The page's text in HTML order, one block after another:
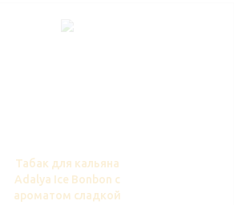
Табак для кальяна
Adalya Ice Bonbon с
ароматом сладкой